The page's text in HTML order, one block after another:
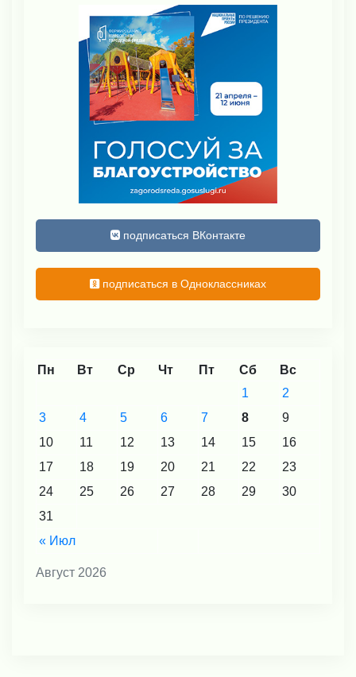
подписаться ВКонтакте
подписаться в Одноклассниках
Август 2026
Пн Вт Ср Чт Пт Сб Вс
« Июл
1
2
3
4 5 6 7 8
9
10
11 12 13 14 15
16
17
18 19 20 21 22
23
24
25 26 27 28 29
30
31